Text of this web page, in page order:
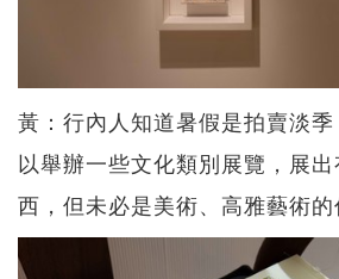
黃：行內人知道暑假是拍賣淡
以舉辦一些文化類別展覽，展
西，但未必是美術、高雅藝術的